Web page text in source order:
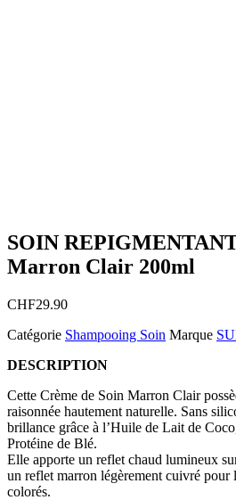
SOIN
Marron Clair 200ml
CHF29.90
Catégorie Shampooing Soin Marque
DESCRIPTION
Cette Crème de Soin Marron Clair
raisonnée hautement naturelle. Sans
brillance grâce à l’Huile de Lait de
Protéine de Blé.
Elle apporte un reflet chaud lumineux
un reflet marron légèrement cuivré pour
colorés.